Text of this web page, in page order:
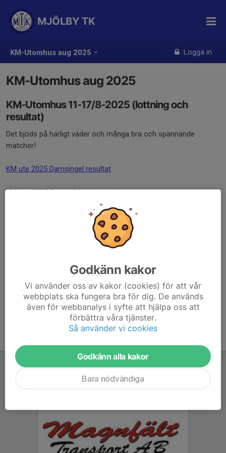
KM-Utomhus aug 2025 Logga in
MJÖLBY TK
KM-Utomhus aug 2025
KM-Utomhus 11-17/8-2025 (lottning och
resultat)
Det bjöds på härligt väder och många bra och spännande
matcher!
KM ute 2025 Damsingel resultat
KM Ute 2025 Dubbel Motion resultat
KM Ute 2025 Generationsdubbel resultat
KM Ute 2025 Herrdubbel A resultat
KM Ute 2025 Singel Motion resultat
Godkänn kakor
Vi använder oss av kakor (cookies) för att vår
webbplats ska fungera bra för dig. De används
även för webbanalys i syfte att hjälpa oss att
förbättra våra tjänster.
Så använder vi cookies
Godkänn alla kakor
Bara nödvändiga